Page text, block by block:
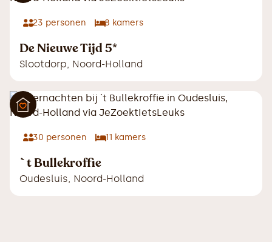
23 personen 8 kamers
De Nieuwe Tijd 5*
Slootdorp, Noord-Holland
30 personen 11 kamers
`t Bullekroffie
Oudesluis, Noord-Holland